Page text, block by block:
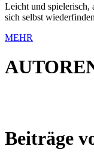
Leicht und spielerisch,
sich selbst
MEHR
Beiträge